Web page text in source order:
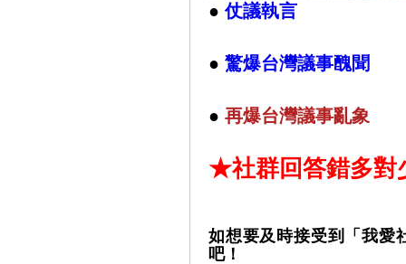
●仗議執言
● 驚爆台灣議事醜聞
● 再爆台灣議事亂象
★社群回答錯多對
如想要及時接受到「我愛
吧！